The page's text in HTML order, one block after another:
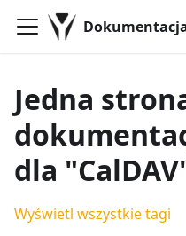
Jedna
dla
Wyświetl wszystkie tagi